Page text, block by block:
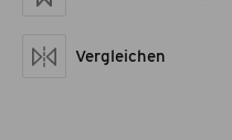
Vergleichen